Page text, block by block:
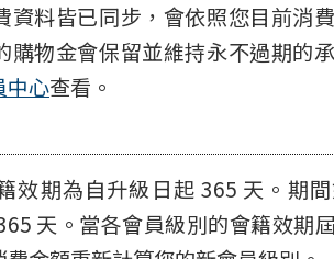
資料皆已同步，會依照您目前消
購物金會保留並維持永不過期的
中心查看。
效期為自升級日起 365 天。期
天。當各會員級別的會籍效期